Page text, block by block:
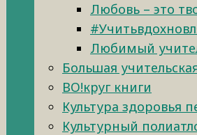
Любовь – это
Любимый
Большая
ВО!круг книги
Культура здоровья
Культурный